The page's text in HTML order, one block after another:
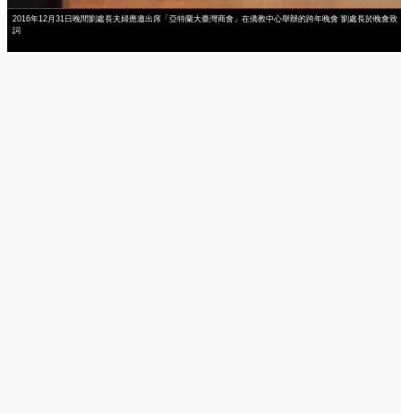
2016年12月31日晚間劉處長夫婦應邀出席「亞特蘭大臺灣商會」在僑教中心舉辦的跨年晚會 劉處長於晚會致
詞